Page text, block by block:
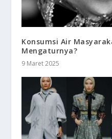
Konsumsi Air
Mengaturnya?
9 Maret 2025